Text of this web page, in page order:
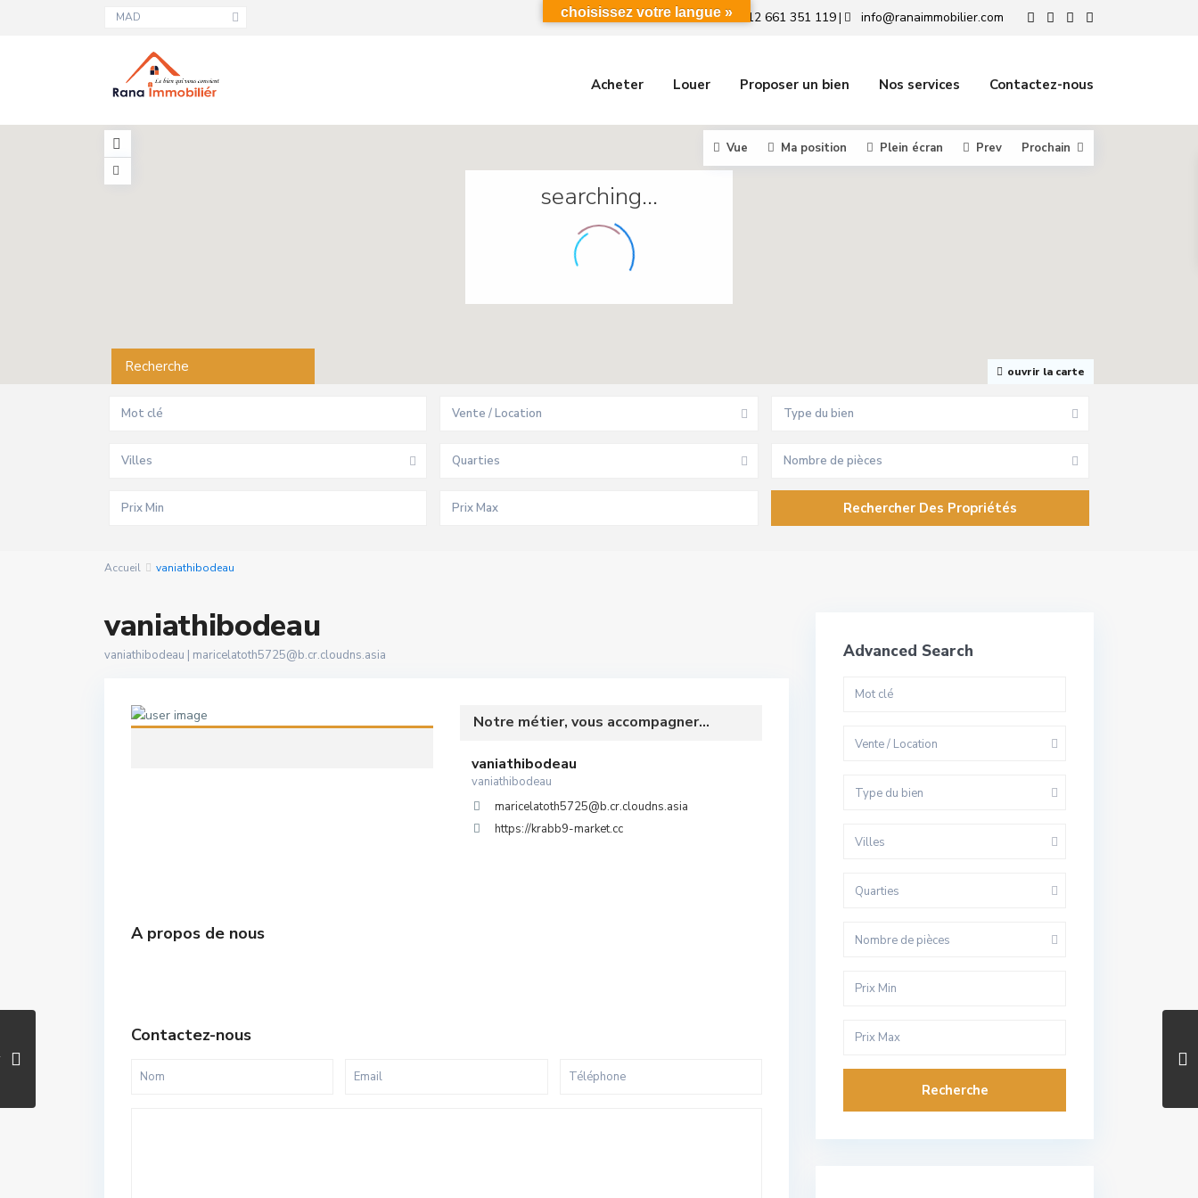
MAD +212 661 351 119| info@ranaimmobilier.com
Acheter Louer Proposer un bien Nos services Contactez-nous
searching...
ouvrir la carte
Vue Ma position Plein écran Prev Prochain
Recherche
Vente / Location Type du bien
Villes Quarties Nombre de pièces
Accueil vaniathibodeau
vaniathibodeau
vaniathibodeau | maricelatoth5725@b.cr.cloudns.asia
Notre métier, vous accompagner...
vaniathibodeau
vaniathibodeau
maricelatoth5725@b.cr.cloudns.asia
https://krabb9-market.cc
A propos de nous
Contactez-nous
Advanced Search
Vente / Location
Type du bien
Villes
Quarties
Nombre de pièces
Recherche
choisissez votre langue »